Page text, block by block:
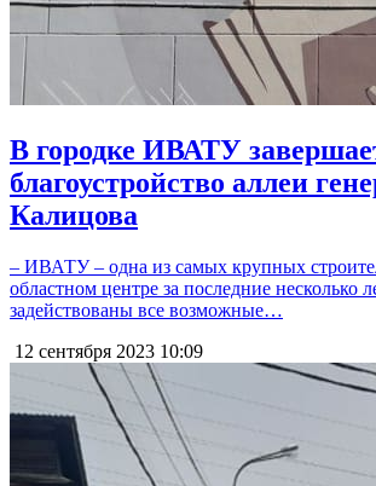
В городке ИВАТУ
благоустройство аллеи
Калицова
– ИВАТУ – одна из самых крупных
областном центре за последние несколько
задействованы все возможные…
12 сентября 2023 10:09